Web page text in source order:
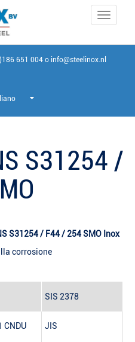
Toggle
651 004 o info@steelinox.nl
S31254 /
S31254 / F44 / 254 SMO Inox
corrosione
SIS 2378
CNDU JIS